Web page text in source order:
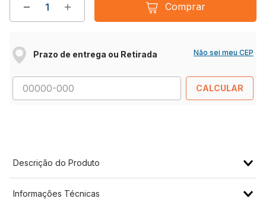
Comprar
Prazo de entrega ou Retirada Não sei meu CEP
CALCULAR
Descrição do Produto
Informações Técnicas